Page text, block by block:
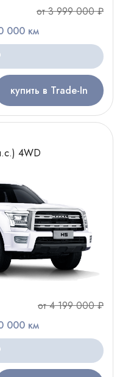
от 3 999 000 ₽
000 км
купить в Trade-In
4WD
от 4 199 000 ₽
000 км